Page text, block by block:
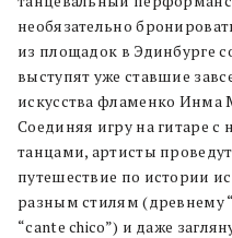
необязательно
из площадок в Эдинбурге
выступят уже ставшие
искусства фламенко Инма
Соединяя игру на гитаре
танцами, артисты
путешествие по истории
разным стилям (древнему
“cante chico”) и даже